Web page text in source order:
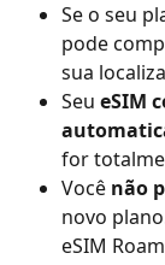
Se o seu
pode
sua
Seu eSIM
for
Você não
novo
eSIM